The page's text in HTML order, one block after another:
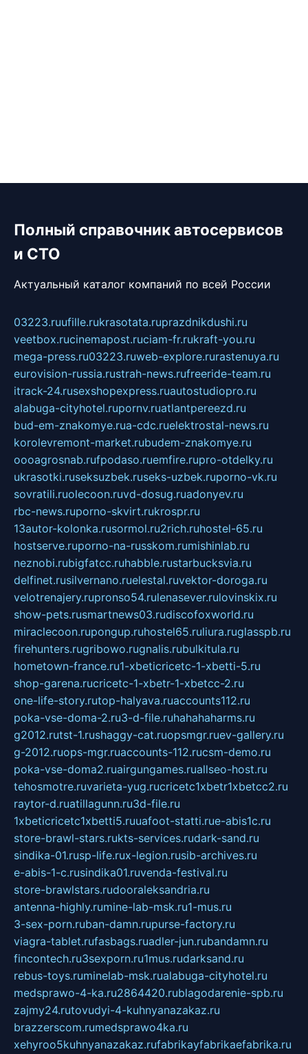
Полный справочник автосервисов
и СТО
Актуальный каталог компаний по всей России
03223.ruufille.rukrasotata.ruprazdnikdushi.ru
veetbox.rucinemapost.ruciam-fr.rukraft-you.ru
mega-press.ru03223.ruweb-explore.rurastenuya.ru
eurovision-russia.rustrah-news.rufreeride-team.ru
itrack-24.rusexshopexpress.ruautostudiopro.ru
alabuga-cityhotel.rupornv.ruatlantpereezd.ru
bud-em-znakomye.rua-cdc.ruelektrostal-news.ru
korolevremont-market.rubudem-znakomye.ru
oooagrosnab.rufpodaso.ruemfire.rupro-otdelky.ru
ukrasotki.ruseksuzbek.ruseks-uzbek.ruporno-vk.ru
sovratili.ruolecoon.ruvd-dosug.ruadonyev.ru
rbc-news.ruporno-skvirt.rukrospr.ru
13autor-kolonka.rusormol.ru2rich.ruhostel-65.ru
hostserve.ruporno-na-russkom.rumishinlab.ru
neznobi.rubigfatcc.ruhabble.rustarbucksvia.ru
delfinet.rusilvernano.ruelestal.ruvektor-doroga.ru
velotrenajery.rupronso54.rulenasever.rulovinskix.ru
show-pets.rusmartnews03.rudiscofoxworld.ru
miraclecoon.rupongup.ruhostel65.ruliura.ruglasspb.ru
firehunters.rugribowo.rugnalis.rubulkitula.ru
hometown-france.ru1-xbeticricetc-1-xbetti-5.ru
shop-garena.rucricetc-1-xbetr-1-xbetcc-2.ru
one-life-story.rutop-halyava.ruaccounts112.ru
poka-vse-doma-2.ru3-d-file.ruhahahaharms.ru
g2012.rutst-1.rushaggy-cat.ruopsmgr.ruev-gallery.ru
g-2012.ruops-mgr.ruaccounts-112.rucsm-demo.ru
poka-vse-doma2.ruairgungames.ruallseo-host.ru
tehosmotre.ruvarieta-yug.rucricetc1xbetr1xbetcc2.ru
raytor-d.ruatillagunn.ru3d-file.ru
1xbeticricetc1xbetti5.ruuafoot-statti.rue-abis1c.ru
store-brawl-stars.rukts-services.rudark-sand.ru
sindika-01.rusp-life.rux-legion.rusib-archives.ru
e-abis-1-c.rusindika01.ruvenda-festival.ru
store-brawlstars.rudooraleksandria.ru
antenna-highly.rumine-lab-msk.ru1-mus.ru
3-sex-porn.ruban-damn.rupurse-factory.ru
viagra-tablet.rufasbags.ruadler-jun.rubandamn.ru
fincontech.ru3sexporn.ru1mus.rudarksand.ru
rebus-toys.ruminelab-msk.rualabuga-cityhotel.ru
medsprawo-4-ka.ru2864420.rublagodarenie-spb.ru
zajmy24.rutovudyi-4-kuhnyanazakaz.ru
brazzerscom.rumedsprawo4ka.ru
xehyroo5kuhnyanazakaz.rufabrikayfabrikaefabrika.ru